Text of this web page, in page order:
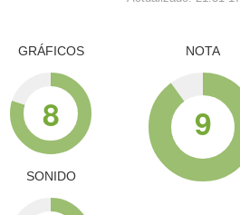
GRÁFICOS
8
SONIDO
NOTA
9